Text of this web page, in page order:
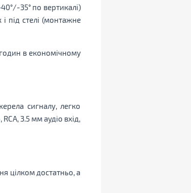
35° по вертикалі)
під стелі (монтажне
в економічному
сигналу, легко
3.5 мм аудіо вхід,
цілком достатньо, а